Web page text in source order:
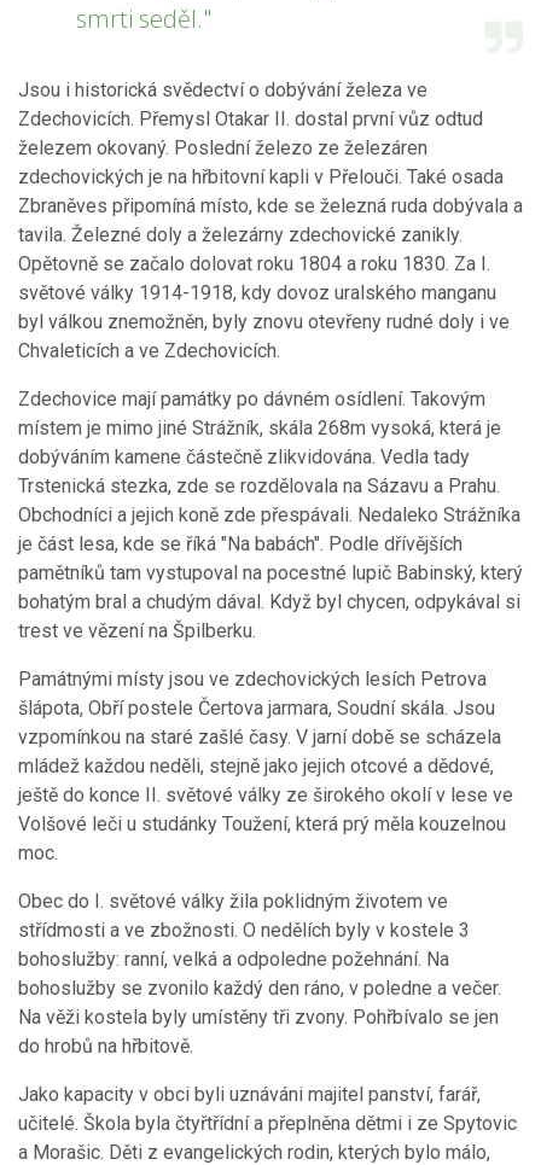
smrti seděl."
Jsou i historická svědectví o dobývání železa ve
Zdechovicích. Přemysl Otakar II. dostal první vůz odtud
železem okovaný. Poslední železo ze železáren
zdechovických je na hřbitovní kapli v Přelouči. Také osada
Zbraněves připomíná místo, kde se železná ruda dobývala a
tavila. Železné doly a železárny zdechovické zanikly.
Opětovně se začalo dolovat roku 1804 a roku 1830. Za I.
světové války 1914-1918, kdy dovoz uralského manganu
byl válkou znemožněn, byly znovu otevřeny rudné doly i ve
Chvaleticích a ve Zdechovicích.
Zdechovice mají památky po dávném osídlení. Takovým
místem je mimo jiné Strážník, skála 268m vysoká, která je
dobýváním kamene částečně zlikvidována. Vedla tady
Trstenická stezka, zde se rozdělovala na Sázavu a Prahu.
Obchodníci a jejich koně zde přespávali. Nedaleko Strážníka
je část lesa, kde se říká "Na babách". Podle dřívějších
pamětníků tam vystupoval na pocestné lupič Babinský, který
bohatým bral a chudým dával. Když byl chycen, odpykával si
trest ve vězení na Špilberku.
Památnými místy jsou ve zdechovických lesích Petrova
šlápota, Obří postele Čertova jarmara, Soudní skála. Jsou
vzpomínkou na staré zašlé časy. V jarní době se scházela
mládež každou neděli, stejně jako jejich otcové a dědové,
ještě do konce II. světové války ze širokého okolí v lese ve
Volšové leči u studánky Toužení, která prý měla kouzelnou
moc.
Obec do I. světové války žila poklidným životem ve
střídmosti a ve zbožnosti. O nedělích byly v kostele 3
bohoslužby: ranní, velká a odpoledne požehnání. Na
bohoslužby se zvonilo každý den ráno, v poledne a večer.
Na věži kostela byly umístěny tři zvony. Pohřbívalo se jen
do hrobů na hřbitově.
Jako kapacity v obci byli uznáváni majitel panství, farář,
učitelé. Škola byla čtyřtřídní a přeplněna dětmi i ze Spytovic
a Morašic. Děti z evangelických rodin, kterých bylo málo,